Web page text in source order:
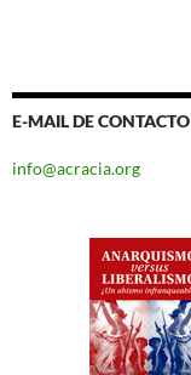
E-MAIL DE CONTACTO
info@acracia.org